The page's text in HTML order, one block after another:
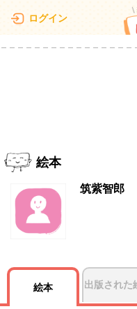
ログイン
絵本
筑紫智郎
絵本 出版された